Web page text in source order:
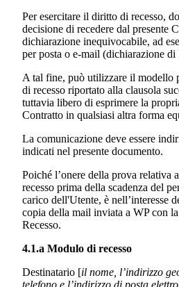
Per esercitare il diritto di recesso,
decisione di recedere dal presente
dichiarazione inequivocabile, ad
per posta o e-mail (dichiarazione di
A tal fine, può utilizzare il modello
di recesso riportato alla clausola
tuttavia libero di esprimere la
Contratto in qualsiasi altra forma
La comunicazione deve essere
indicati nel presente documento.
Poiché l’onere della prova relativa
recesso prima della scadenza del
carico dell'Utente, è nell’interesse
copia della mail inviata a WP con
Recesso.
4.1.a Modulo di recesso
Destinatario [il nome, l’indirizzo